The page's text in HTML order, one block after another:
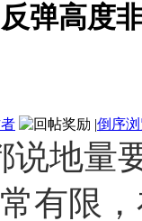
反弹高度
|倒序
地量
有限